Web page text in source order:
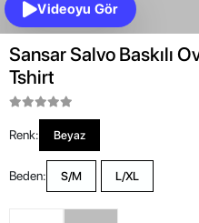
Videoyu Gör
Sansar Salvo Baskılı
Tshirt
Renk: Beyaz
Beden: S/M L/XL